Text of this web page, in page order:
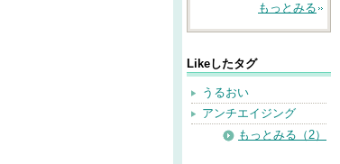
もっとみる
Likeしたタグ
うるおい
アンチエイジング
もっとみる（2）